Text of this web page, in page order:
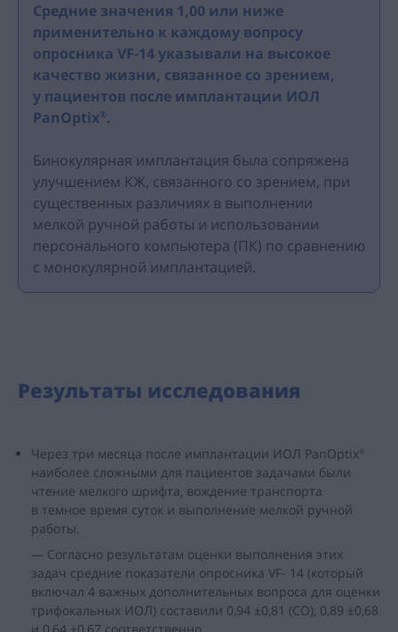
Средние значения 1,00 или ниже
применительно к каждому вопросу
опросника VF-14указывали на высокое
качество жизни, связанное со зрением,
у пациентов после имплантации ИОЛ
PanOptix®.
Бинокулярная имплантация была сопряжена
улучшением КЖ, связанного со зрением, при
существенных различиях в выполнении
мелкой ручной работы и использовании
персонального компьютера (ПК) по сравнению
с монокулярной имплантацией.
Результаты исследования
Через три месяца после имплантации ИОЛ PanOptix®
наиболее сложными для пациентов задачами были
чтение мелкого шрифта, вождение транспорта
в темное время суток и выполнение мелкой ручной
работы.
— Согласно результатам оценки выполнения этих
задач средние показатели опросника VF- 14 (который
включал 4 важных дополнительных вопроса для оценки
трифокальных ИОЛ) составили 0,94 ±0,81 (СО), 0,89 ±0,68